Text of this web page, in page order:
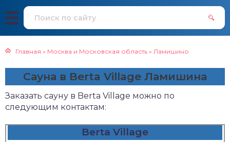
Главная » Москва и Московская область » Ламишино
Сауна в Berta Village Ламишина
Заказать сауну в Berta Village можно по
следующим контактам:
Berta Village